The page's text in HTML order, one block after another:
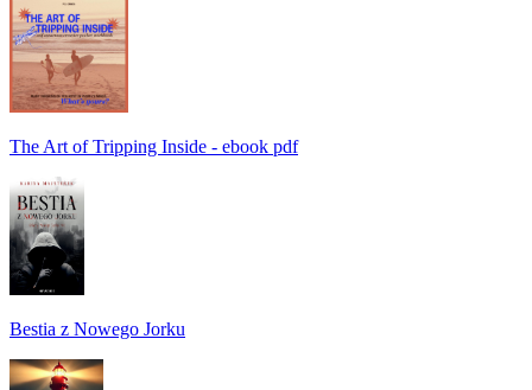
The Art of Tripping Inside - ebook pdf
Bestia z Nowego Jorku